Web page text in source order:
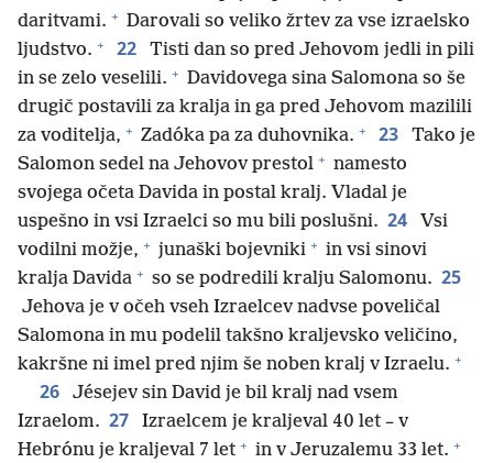
daritvami. + Darovali so veliko žrtev za vse izraelsko
ljudstvo. + 22
Tisti dan so pred Jehovom jedli in pili
in se zelo veselili. + Davidovega sina Salomona so še
drugič postavili za kralja in ga pred Jehovom mazilili
za voditelja, + Zadóka pa za duhovnika. + 23
Tako je
Salomon sedel na Jehovov prestol + namesto
svojega očeta Davida in postal kralj. Vladal je
uspešno in vsi Izraelci so mu bili poslušni. 24
Vsi
vodilni možje, + junaški bojevniki + in vsi sinovi
kralja Davida + so se podredili kralju Salomonu. 25
Jehova je v očeh vseh Izraelcev nadvse poveličal
Salomona in mu podelil takšno kraljevsko veličino,
kakršne ni imel pred njim še noben kralj v Izraelu. +
26
Jésejev sin David je bil kralj nad vsem
Izraelom. 27
Izraelcem je kraljeval 40 let – v
Hebrónu je kraljeval 7 let + in v Jeruzalemu 33 let. +